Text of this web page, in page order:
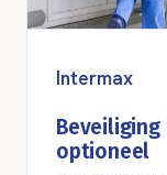
Intermax
optioneel